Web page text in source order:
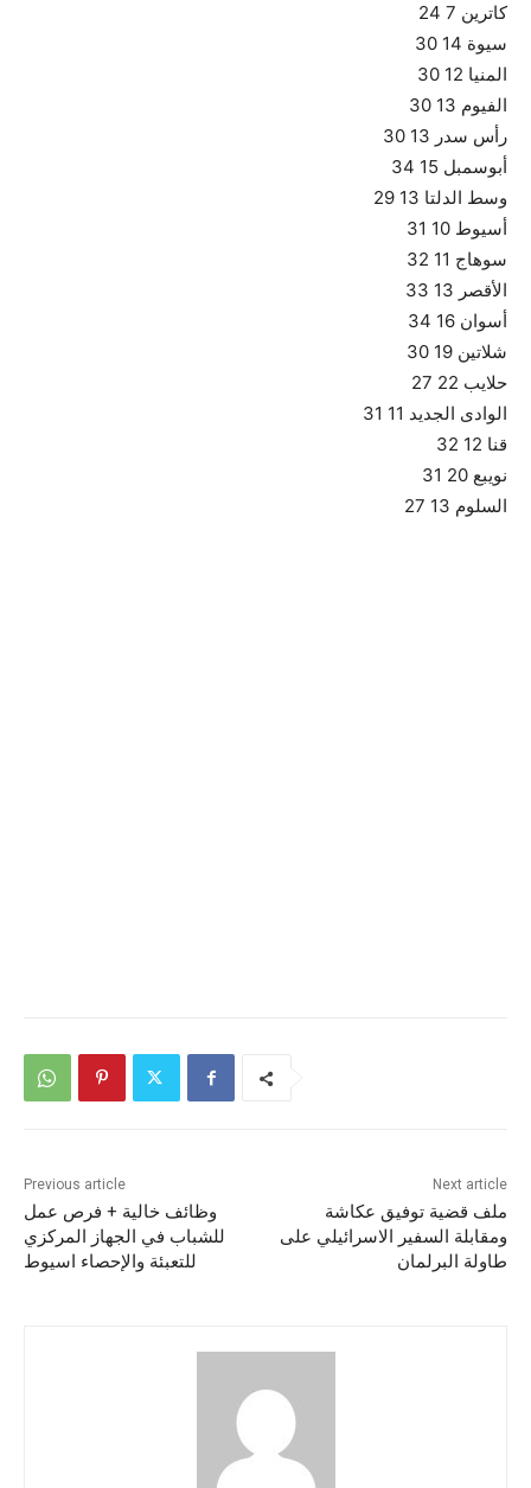
كاترين 7 24
سيوة 14 30
المنيا 12 30
الفيوم 13 30
رأس سدر 13 30
أبوسمبل 15 34
وسط الدلتا 13 29
أسيوط 10 31
سوهاج 11 32
الأقصر 13 33
أسوان 16 34
شلاتين 19 30
حلايب 22 27
الوادى الجديد 11 31
قنا 12 32
نويبع 20 31
السلوم 13 27
Previous article
وظائف خالية + فرص عمل
للشباب في الجهاز المركزي
للتعبئة والإحصاء اسيوط
Next article
ملف قضية توفيق عكاشة
ومقابلة السفير الاسرائيلي على
طاولة البرلمان